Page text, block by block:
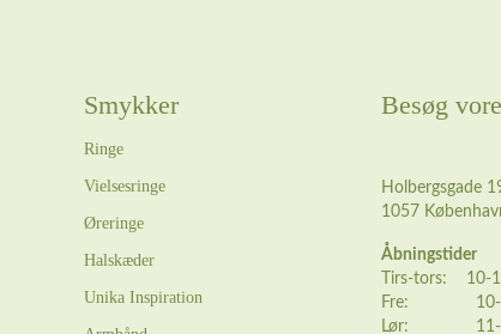
Smykker
Ringe
Vielsesringe
Øreringe
Halskæder
Unika Inspiration
Besøg
Holbergsgade
1057
Åbningstider
Tirs-tors: 10-
Fre: 10-
Lør: 11-